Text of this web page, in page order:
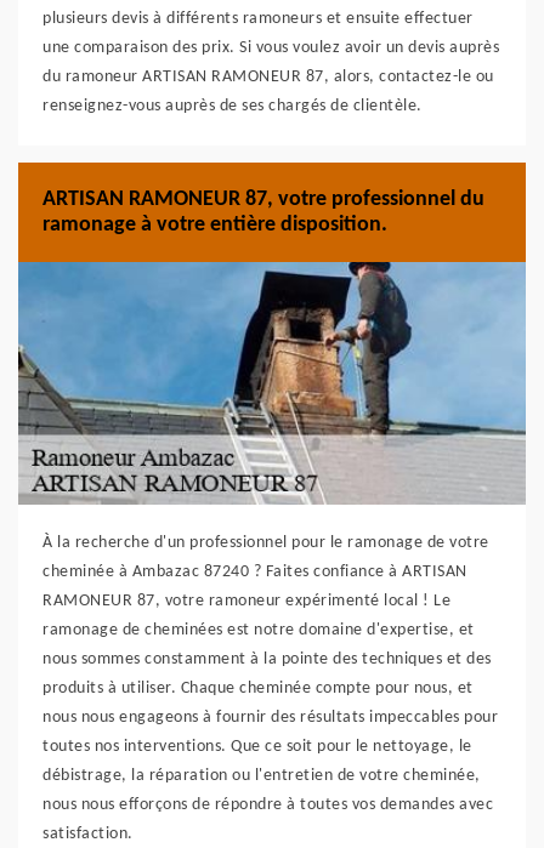
plusieurs devis à différents ramoneurs et ensuite effectuer
une comparaison des prix. Si vous voulez avoir un devis auprès
du ramoneur ARTISAN RAMONEUR 87, alors, contactez-le ou
renseignez-vous auprès de ses chargés de clientèle.
ARTISAN RAMONEUR 87, votre professionnel du
ramonage à votre entière disposition.
À la recherche d'un professionnel pour le ramonage de votre
cheminée à Ambazac 87240 ? Faites confiance à ARTISAN
RAMONEUR 87, votre ramoneur expérimenté local ! Le
ramonage de cheminées est notre domaine d'expertise, et
nous sommes constamment à la pointe des techniques et des
produits à utiliser. Chaque cheminée compte pour nous, et
nous nous engageons à fournir des résultats impeccables pour
toutes nos interventions. Que ce soit pour le nettoyage, le
débistrage, la réparation ou l'entretien de votre cheminée,
nous nous efforçons de répondre à toutes vos demandes avec
satisfaction.